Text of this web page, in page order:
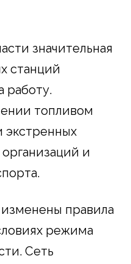
значительная
станций
работу.
топливом
экстренных
и
правила
режима
Сеть